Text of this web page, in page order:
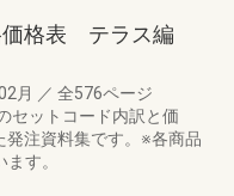
格表 テラス編
月 ／ 全576ページ
セットコード内訳と価
注資料集です。※各商品
す。